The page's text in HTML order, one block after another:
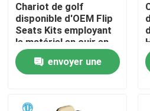
Maison
Chariot de golf
disponible d'OEM Flip
Seats Kits employant
le matériel en cuir en
acier
envoyer une